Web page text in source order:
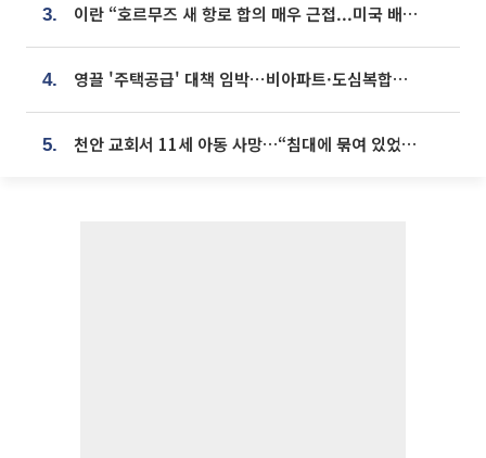
3. 이란 “호르무즈 새 항로 합의 매우 근접...미국 배상 먼저”
4. 영끌 '주택공급' 대책 임박⋯비아파트·도심복합까지 총동원
5. 천안 교회서 11세 아동 사망…“침대에 묶여 있었다” 진술 확보